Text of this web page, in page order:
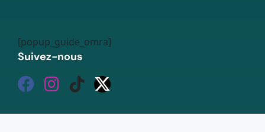
[popup_guide_omra]
Suivez-nous